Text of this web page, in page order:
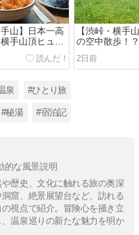
手山】日本一高
手山頂ヒュッ
ルシチラン
の雲上レス
温泉ひとり旅
【渋峠・横手
の空中散歩！
スカイレータ
いリフトで雨
座温泉ひとり
2日前
泉 #ひとり旅
#秘湯 #宿泊記
的な風景説明
歴史、文化に触れる旅の奥深
窟、絶景展望台など、訪れる
視点で紹介。冒険心を掻き立
温泉巡りの新たな魅力を明か